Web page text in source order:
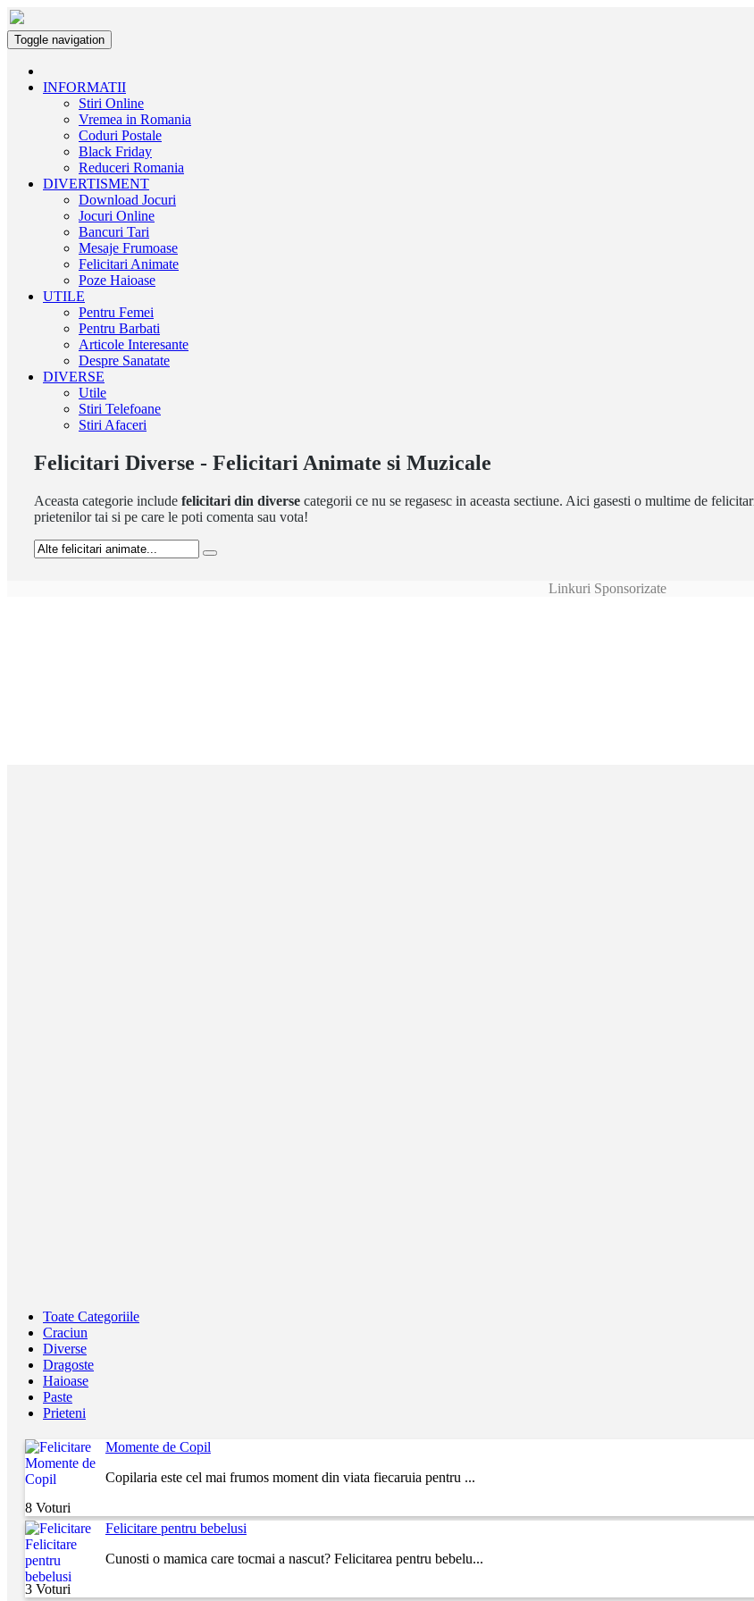
Toggle navigation
INFORMATII
Stiri Online
Vremea in Romania
Coduri Postale
Black Friday
Reduceri Romania
DIVERTISMENT
Download Jocuri
Jocuri Online
Bancuri Tari
Mesaje Frumoase
Felicitari Animate
Poze Haioase
UTILE
Pentru Femei
Pentru Barbati
Articole Interesante
Despre Sanatate
DIVERSE
Utile
Stiri Telefoane
Stiri Afaceri
Felicitari Diverse - Felicitari Animate si Muzicale
Aceasta categorie include felicitari din diverse categorii ce nu se regasesc in aceasta sectiune. Aici gasesti o multime de
prietenilor tai si pe care le poti comenta sau vota!
Linkuri Sponsorizate
Toate Categoriile
Craciun
Diverse
Dragoste
Haioase
Paste
Prieteni
Momente de Copil
Copilaria este cel mai frumos moment din viata fiecaruia pentru ...
8 Voturi
Felicitare pentru bebelusi
Cunosti o mamica care tocmai a nascut? Felicitarea pentru bebelu...
3 Voturi